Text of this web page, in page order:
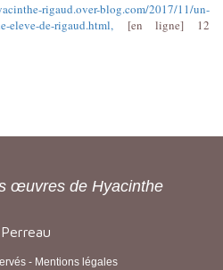
rigaud.over-blog.com/2017/11/un-
eleve-de-rigaud.html, [en ligne] 12
œuvres de Hyacinthe
- Mentions légales